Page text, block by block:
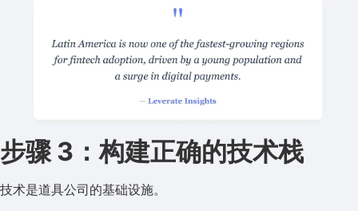
步骤 3：构建正确的技术栈
技术是道具公司的基础设施。